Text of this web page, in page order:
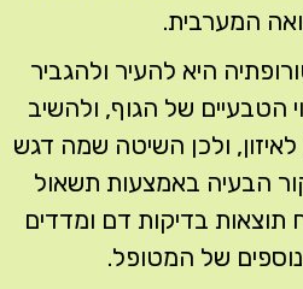
המערבית.
היא להעיר ולהגביר
הטבעיים של הגוף, ולהשיב
ולכן השיטה שמה דגש
הבעיה באמצעות תשאול
תוצאות בדיקות דם ומדדים
נוספים של המטופל.